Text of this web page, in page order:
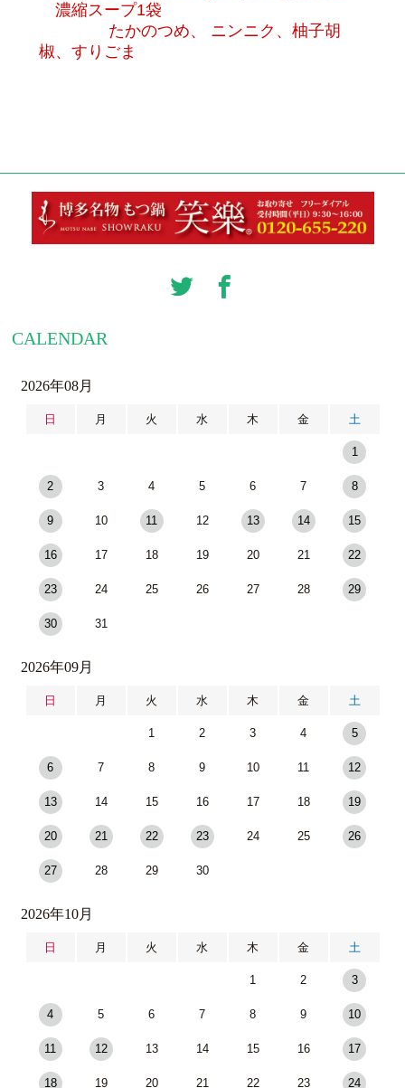
濃縮スープ1袋
たかのつめ、 ニンニク、柚子胡
椒、すりごま
CALENDAR
2026年08月
日 月 火 水 木 金 土
1
2 3 4 5 6 7 8
9 10 11 12 13 14 15
16 17 18 19 20 21 22
23 24 25 26 27 28 29
30 31
2026年09月
日 月 火 水 木 金 土
1 2 3 4 5
6 7 8 9 10 11 12
13 14 15 16 17 18 19
20 21 22 23 24 25 26
27 28 29 30
2026年10月
日 月 火 水 木 金 土
1 2 3
4 5 6 7 8 9 10
11 12 13 14 15 16 17
18 19 20 21 22 23 24